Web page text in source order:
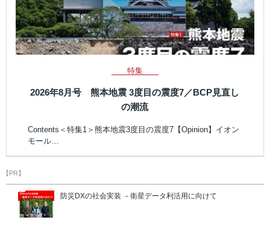
特集
2026年8月号 熊本地震 3度目の震度7／BCP見直し
の潮流
Contents＜特集1＞熊本地震3度目の震度7【Opinion】イオン
モール…
【PR】
防災DXの社会実装 －衛星データ利活用に向けて